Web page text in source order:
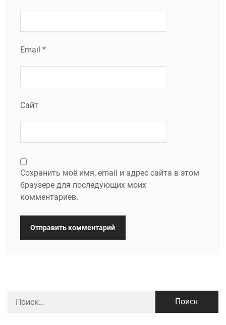
Email *
Сайт
Сохранить моё имя, email и адрес сайта в этом
браузере для последующих моих
комментариев.